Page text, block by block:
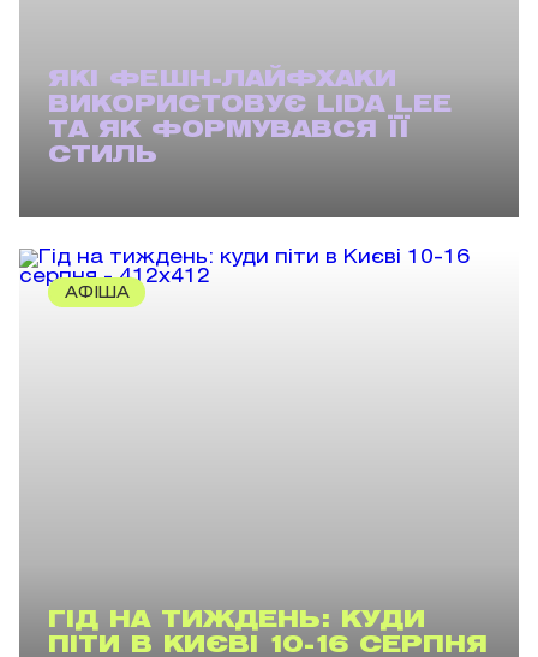
ЯКІ ФЕШН-ЛАЙФХАКИ
ВИКОРИСТОВУЄ LIDA LEE
ТА ЯК ФОРМУВАВСЯ ЇЇ
СТИЛЬ
АФІША
ГІД НА ТИЖДЕНЬ: КУДИ
ПІТИ В КИЄВІ 10-16 СЕРПНЯ